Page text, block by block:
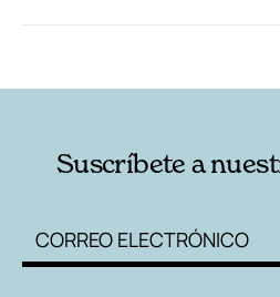
Suscríbete a